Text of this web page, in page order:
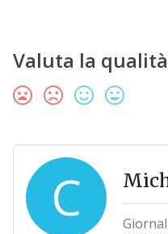
Valuta la
C